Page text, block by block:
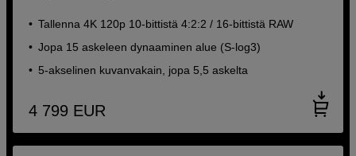
Tallenna 4K 120p 10-bittistä 4:2:2 / 16-bittistä RAW
Jopa 15 askeleen dynaaminen alue (S-log3)
5-akselinen kuvanvakain, jopa 5,5 askelta
4 799 EUR